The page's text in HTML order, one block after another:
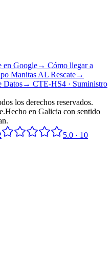
en Google→ Cómo llegar a
Manitas AL Rescate→
Datos→ CTE-HS4 · Suministro
los derechos reservados.
.Hecho en Galicia con sentido
5.0 · 10